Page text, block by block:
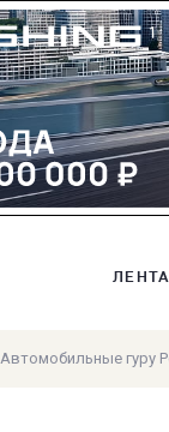
Автомобильные гуру